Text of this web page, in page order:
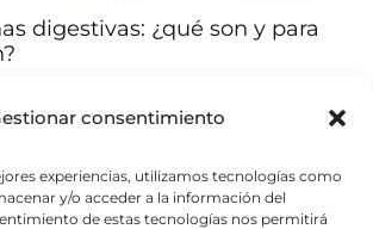
consentimiento
experiencias, utilizamos tecnologías como
y/o acceder a la información del
de estas tecnologías nos permitirá
digestivas: ¿qué son y para
son moléculas que nos
Son esenciales para la
alimentos y la asimilación